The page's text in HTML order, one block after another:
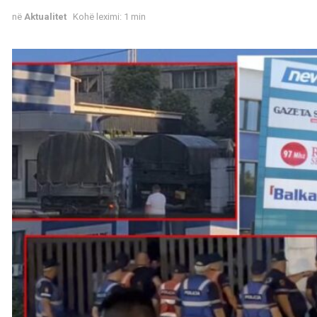
në Aktualitet Kohë leximi: 1 min